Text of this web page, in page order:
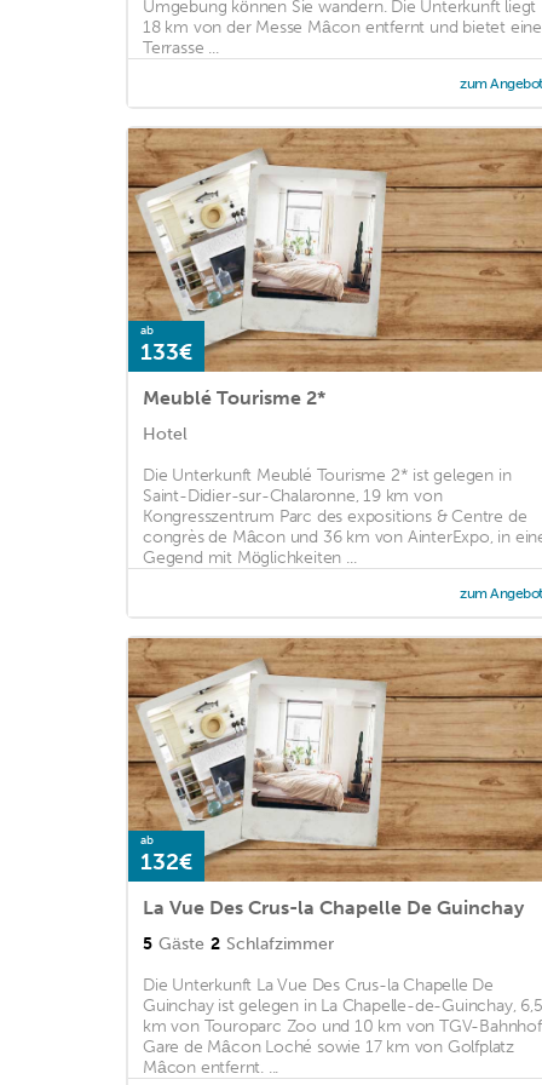
Umgebung können Sie wandern. Die Unterkunft liegt
18 km von der Messe Mâcon entfernt und bietet eine
Terrasse ...
zum Angebot
ab
133€
Meublé Tourisme 2*
Hotel
Die Unterkunft Meublé Tourisme 2* ist gelegen in
Saint-Didier-sur-Chalaronne, 19 km von
Kongresszentrum Parc des expositions & Centre de
congrès de Mâcon und 36 km von AinterExpo, in
Gegend mit Möglichkeiten ...
zum Angebot
ab
132€
La Vue Des Crus-la Chapelle De Guinchay
5 Gäste 2 Schlafzimmer
Die Unterkunft La Vue Des Crus-la Chapelle De
Guinchay ist gelegen in La Chapelle-de-Guinchay, 6,5
km von Touroparc Zoo und 10 km von TGV-Bahnhof
Gare de Mâcon Loché sowie 17 km von Golfplatz
Mâcon entfernt. ...